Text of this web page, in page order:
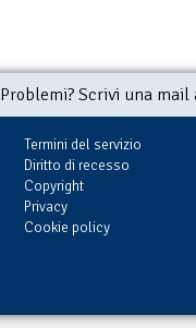
Problemi? Scrivi una
Termini del servizio
Diritto di recesso
Copyright
Privacy
Cookie policy